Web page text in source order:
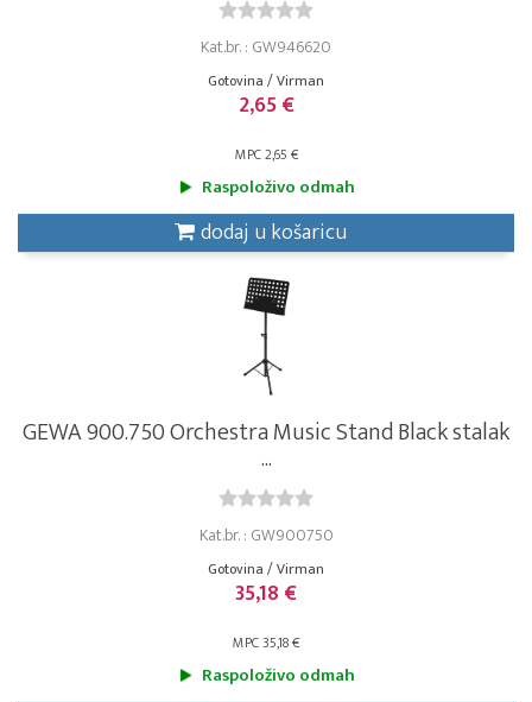
Kat.br. : GW946620
Gotovina / Virman
2,65 €
MPC 2,65 €
Raspoloživo odmah
dodaj u košaricu
GEWA 900.750 Orchestra Music Stand Black stalak
...
Kat.br. : GW900750
Gotovina / Virman
35,18 €
MPC 35,18 €
Raspoloživo odmah